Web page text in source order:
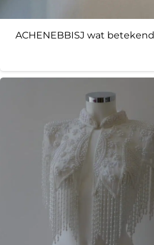
ACHENEBBISJ wat